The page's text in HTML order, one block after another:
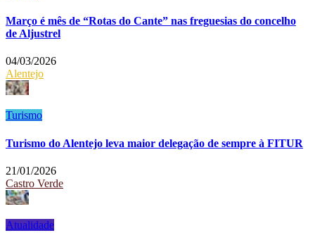
Março é mês de “Rotas do Cante” nas freguesias do concelho
de Aljustrel
04/03/2026
Alentejo
Turismo
Turismo do Alentejo leva maior delegação de sempre à FITUR
21/01/2026
Castro Verde
Atualidade